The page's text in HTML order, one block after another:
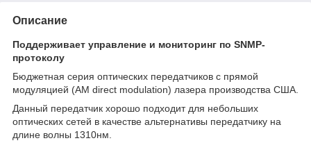
Описание
Поддерживает управление и мониторинг по SNMP-
протоколу
Бюджетная серия оптических передатчиков с прямой
модуляцией (AM direct modulation) лазера производства США.
Данный передатчик хорошо подходит для небольших
оптических сетей в качестве альтернативы передатчику на
длине волны 1310нм.